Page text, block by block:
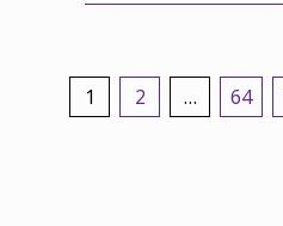
Posts
1 2 … 64